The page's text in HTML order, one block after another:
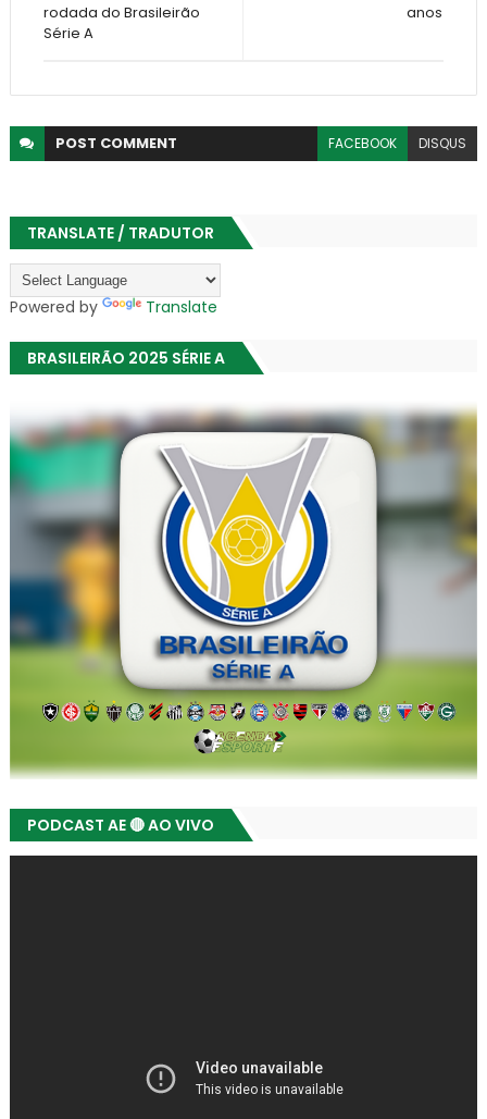
anos
rodada do Brasileirão
Série A
POST COMMENT FACEBOOK DISQUS
TRANSLATE / TRADUTOR
Powered by Translate
BRASILEIRÃO 2025 SÉRIE A
PODCAST AE 🔴 AO VIVO